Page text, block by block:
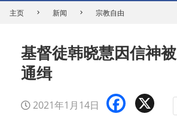
主页 新闻 宗教自由
基督徒韩晓慧因信神
通缉
2021年1月14日 Facebook